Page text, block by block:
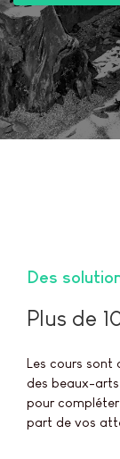
Des
Plus de
Les cours sont
des beaux-
pour
part de vos